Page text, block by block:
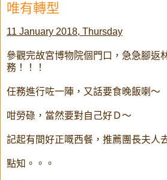
唯有轉型
11 January 2018, Thursday
參觀完故宮博物院個門口，急急腳返
務！！！
任務進行咗一陣，又話要食晚飯喇～
咁勞碌，當然要對自己好Ｄ～
記起有間好正嘅西餐，推薦團長夫人
點知。。。